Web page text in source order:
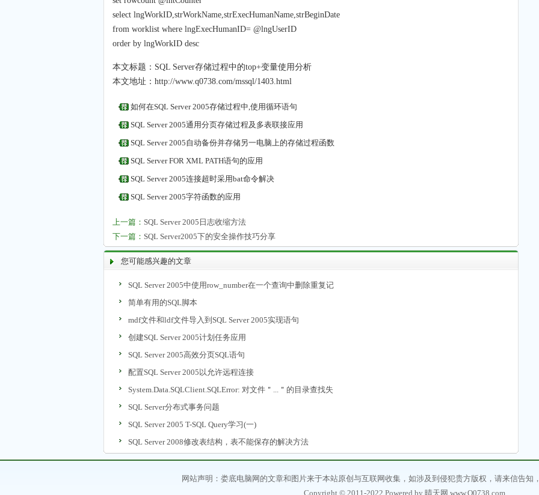
select lngWorkID,strWorkName,strExecHumanName,strBeginDate
from worklist where lngExecHumanID= @lngUserID
order by lngWorkID desc
本文标题： SQL Server存储过程中的top+变量使用分析
本文地址： http://www.q0738.com/mssql/1403.html
如何在SQL Server 2005存储过程中,使用循环语句
SQL Server 2005通用分页存储过程及多表联接应用
SQL Server 2005自动备份并存储另一电脑上的存储过程函数
SQL Server FOR XML PATH语句的应用
SQL Server 2005连接超时采用bat命令解决
SQL Server 2005字符函数的应用
上一篇： SQL Server 2005日志收缩方法
下一篇： SQL Server2005下的安全操作技巧分享
您可能感兴趣的文章
SQL Server 2005中使用row_number在一个查询中删除重复记
录
简单有用的SQL脚本
mdf文件和ldf文件导入到SQL Server 2005实现语句
创建SQL Server 2005计划任务应用
SQL Server 2005高效分页SQL语句
配置SQL Server 2005以允许远程连接
System.Data.SQLClient.SQLError: 对文件＂...＂的目录查找失
败
SQL Server分布式事务问题
SQL Server 2005 T-SQL Query学习(一)
SQL Server 2008修改表结构，表不能保存的解决方法
网站声明： 娄底电脑网 的文章和图片来于本站原创与互联网收集，如涉及到侵犯贵方版权，请来信告知
Copyright © 2011-2022 Powered by 晴天网 www.Q0738.com